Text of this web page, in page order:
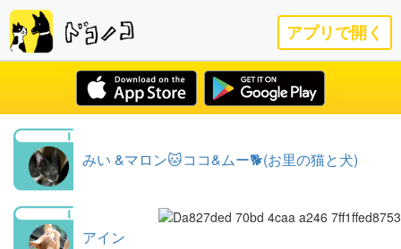
アプリで開く
みい &マロン🐱ココ&ムー🐕(お里の猫と犬)
アイン